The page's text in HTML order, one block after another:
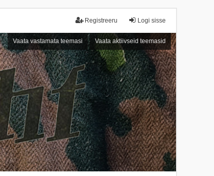
Logi sisse
Registreeru
Vaata vastamata teemasi Vaata aktiivseid teemasid